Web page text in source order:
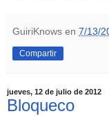
GuiriKnows en 7/13/
Compartir
jueves, 12 de julio de 2012
Bloqueco